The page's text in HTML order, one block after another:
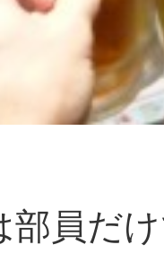
部員だ